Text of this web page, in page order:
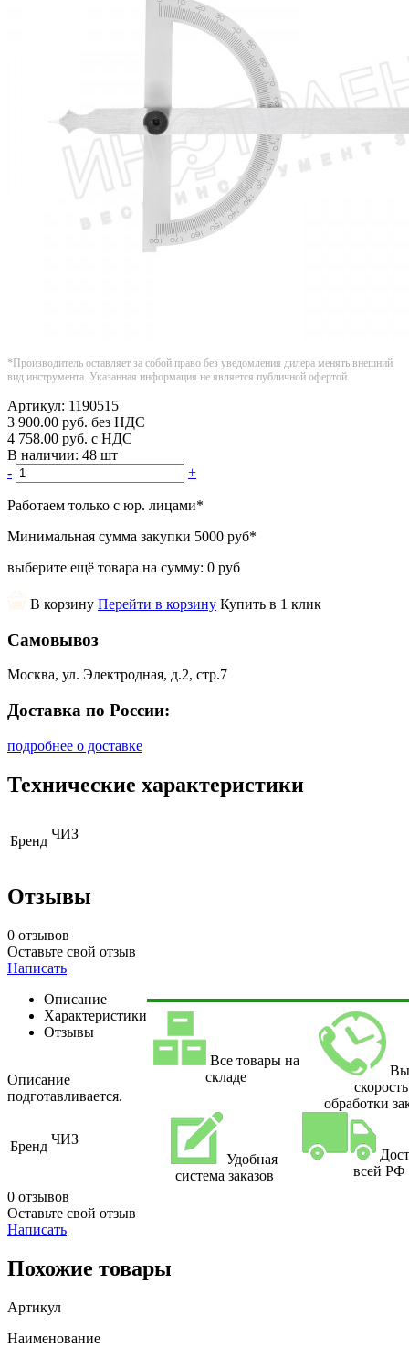
*Производитель оставляет за собой право без уведомления дилера менять внешний
вид инструмента. Указанная информация не является публичной офертой.
Артикул: 1190515
3 900.00 руб. без НДС
4 758.00 руб. с НДС
В наличии: 48 шт
-
+
Работаем только с юр. лицами*
Минимальная сумма закупки 5000 руб*
выберите ещё товара на сумму: 0 руб
В корзину Перейти в корзину Купить в 1 клик
Самовывоз
Москва, ул. Электродная, д.2, стр.7
Доставка по России:
подробнее о доставке
Технические характеристики
Бренд ЧИЗ
Отзывы
0 отзывов
Оставьте свой отзыв
Написать
Описание
Характеристики
Отзывы
Описание
подготавливается.
Бренд ЧИЗ
0 отзывов
Оставьте свой отзыв
Написать
Все товары на
складе
скорость
обработки
Удобная
система заказов
всей РФ
Похожие товары
Артикул
Наименование